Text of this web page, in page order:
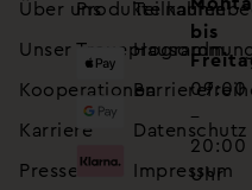
Über uns
Unser Treueprogramm
Kooperationen
Karriere
Presse
Produkte kaufen
Datenschutz
Impressum
bis
09:00
–
20:00
Uhr